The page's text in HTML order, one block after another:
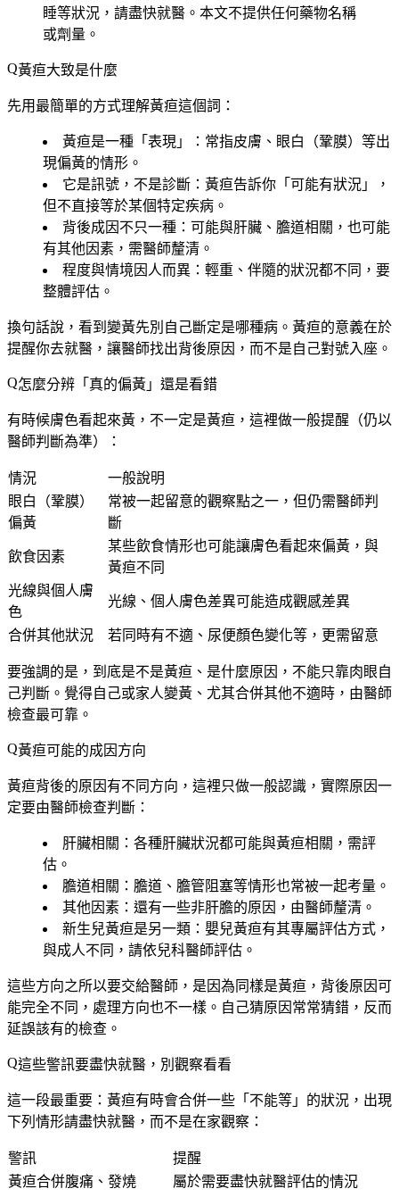
睡等狀況，請盡快就醫。本文不提供任何藥物名稱
或劑量。
黃疸大致是什麼
先用最簡單的方式理解黃疸這個詞：
黃疸是一種「表現」
：常指皮膚、眼白（鞏膜）等出
現偏黃的情形。
它是訊號，不是診斷 ：黃疸告訴你「可能有狀況」，
但不直接等於某個特定疾病。
背後成因不只一種 ：可能與肝臟、膽道相關，也可能
有其他因素，需醫師釐清。
程度與情境因人而異 ：輕重、伴隨的狀況都不同，要
整體評估。
換句話說，看到變黃先別自己斷定是哪種病。黃疸的意義在於
提醒你去就醫，讓醫師找出背後原因，而不是自己對號入座。
怎麼分辨「真的偏黃」還是看錯
有時候膚色看起來黃，不一定是黃疸，這裡做一般提醒（仍以
醫師判斷為準）：
情況
一般說明
眼白（鞏膜）
偏黃
常被一起留意的觀察點之一，但仍需醫師判
斷
飲食因素
某些飲食情形也可能讓膚色看起來偏黃，與
黃疸不同
光線與個人膚
色
光線、個人膚色差異可能造成觀感差異
合併其他狀況 若同時有不適、尿便顏色變化等，更需留意
要強調的是，到底是不是黃疸、是什麼原因，不能只靠肉眼自
己判斷。覺得自己或家人變黃、尤其合併其他不適時，由醫師
檢查最可靠。
黃疸可能的成因方向
黃疸背後的原因有不同方向，這裡只做一般認識， 實際原因一
定要由醫師檢查判斷 ：
肝臟相關 ：各種肝臟狀況都可能與黃疸相關，需評
估。
膽道相關 ：膽道、膽管阻塞等情形也常被一起考量。
其他因素 ：還有一些非肝膽的原因，由醫師釐清。
新生兒黃疸是另一類 ：嬰兒黃疸有其專屬評估方式，
與成人不同，請依兒科醫師評估。
這些方向之所以要交給醫師，是因為同樣是黃疸，背後原因可
能完全不同，處理方向也不一樣。自己猜原因常常猜錯，反而
延誤該有的檢查。
這些警訊要盡快就醫，別觀察看看
這一段最重要：黃疸有時會合併一些「不能等」的狀況，出現
下列情形請盡快就醫，而不是在家觀察：
警訊
提醒
黃疸合併腹痛、發燒
屬於需要盡快就醫評估的情況